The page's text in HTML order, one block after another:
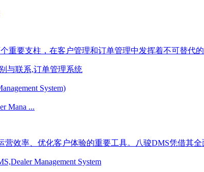
重要支柱，在客户管理和订单管理中发挥着不可替代
与联系,订单管理系统
Mana ...
营效率、优化客户体验的重要工具。八骏DMS凭借其
Management System